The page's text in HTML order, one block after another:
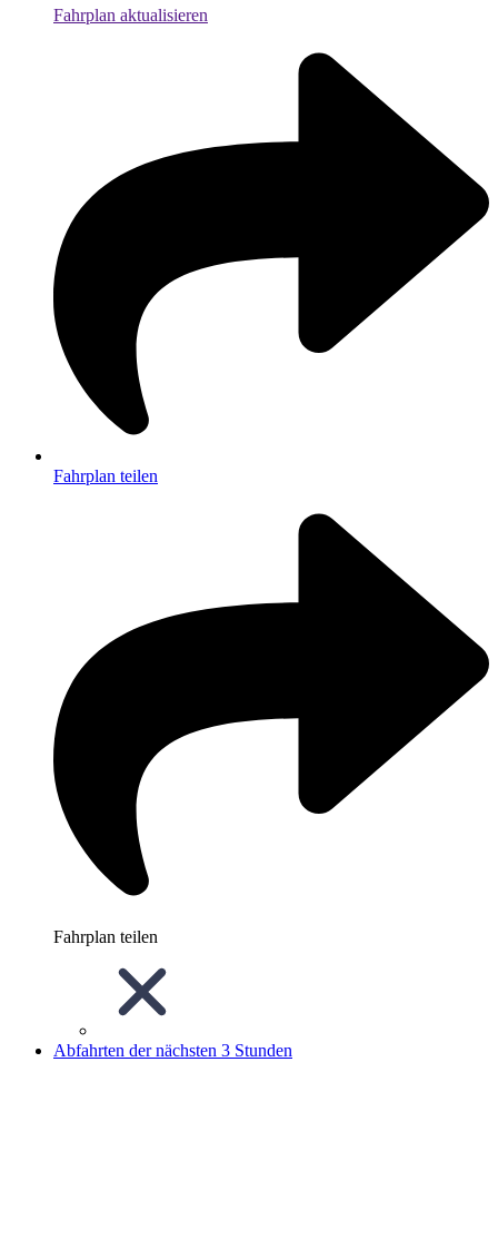
Fahrplan aktualisieren
Fahrplan teilen
Fahrplan teilen
Abfahrten der nächsten 3 Stunden